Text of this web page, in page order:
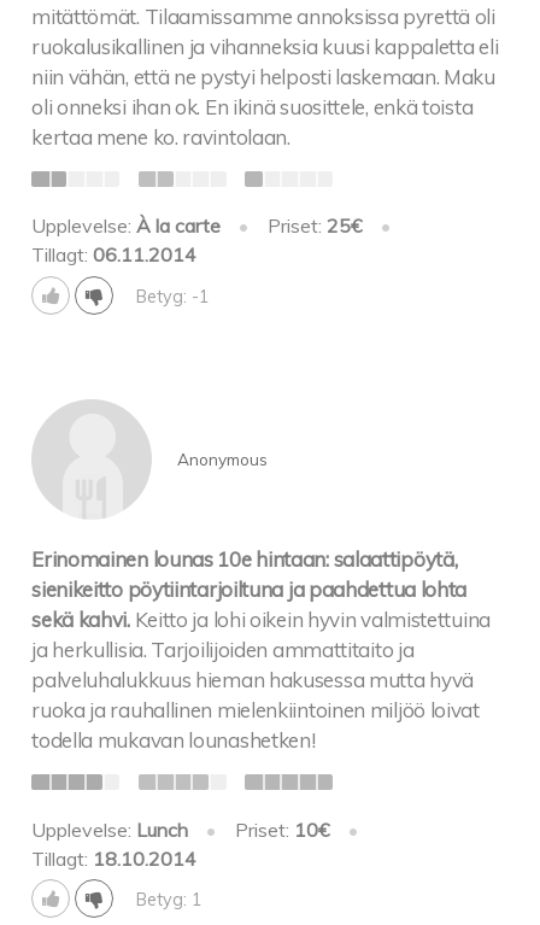
mitättömät. Tilaamissamme annoksissa pyrettä oli
ruokalusikallinen ja vihanneksia kuusi kappaletta eli
niin vähän, että ne pystyi helposti laskemaan. Maku
oli onneksi ihan ok. En ikinä suosittele, enkä toista
kertaa mene ko. ravintolaan.
Upplevelse:À la carte • Priset: 25€
•
Tillagt:06.11.2014
Betyg: -1
Anonymous
Erinomainen lounas 10e hintaan: salaattipöytä,
sienikeitto pöytiintarjoiltuna ja paahdettua lohta
sekä kahvi. Keitto ja lohi oikein hyvin valmistettuina
ja herkullisia. Tarjoilijoiden ammattitaito ja
palveluhalukkuus hieman hakusessa mutta hyvä
ruoka ja rauhallinen mielenkiintoinen miljöö loivat
todella mukavan lounashetken!
Upplevelse: Lunch • Priset: 10€
•
Tillagt: 18.10.2014
Betyg: 1